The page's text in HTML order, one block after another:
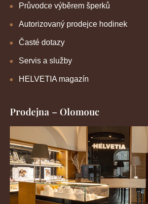
Průvodce výběrem šperků
Autorizovaný prodejce hodinek
Časté dotazy
Servis a služby
HELVETIA magazín
Prodejna – Olomouc